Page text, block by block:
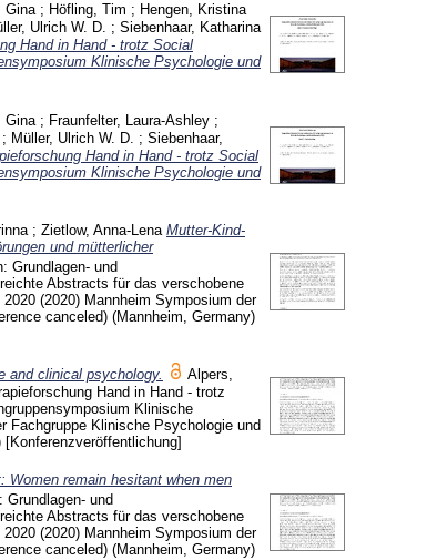
Gina; Höfling, Tim ; Hengen, Kristina
Ulrich W. D. ; Siebenhaar, Katharina
Hand in Hand - trotz Social
Klinische Psychologie und
Gina; Fraunfelter, Laura-Ashley ;
; Müller, Ulrich W. D. ; Siebenhaar,
Hand in Hand - trotz Social
Klinische Psychologie und
; Zietlow, Anna-Lena Mutter-Kind-
und mütterlicher
Grundlagen- und
Abstracts für das verschobene
(2020) Mannheim Symposium der
canceled) (Mannheim, Germany)
and clinical psychology.
Alpers,
Hand in Hand - trotz
Klinische
Fachgruppe Klinische Psychologie und
[Konferenzveröffentlichung]
Women remain hesitant when men
Grundlagen- und
Abstracts für das verschobene
(2020) Mannheim Symposium der
canceled) (Mannheim, Germany)